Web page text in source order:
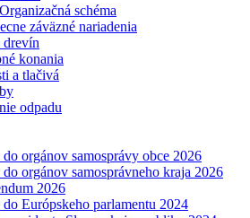
Organizačná schéma
záväzné nariadenia
konania
a tlačivá
odpadu
orgánov samosprávy obce 2026
orgánov samosprávneho kraja 2026
2026
Európskeho parlamentu 2024